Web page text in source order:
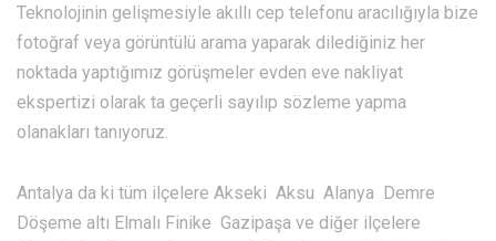
Teknolojinin gelişmesiyle akıllı cep telefonu aracılığıyla bize
fotoğraf veya görüntülü arama yaparak dilediğiniz her
noktada yaptığımız görüşmeler evden eve nakliyat
ekspertizi olarak ta geçerli sayılıp sözleme yapma
olanakları tanıyoruz.
Antalya da ki tüm ilçelere Akseki Aksu Alanya Demre
Döşeme altı Elmalı Finike Gazipaşa ve diğer ilçelere